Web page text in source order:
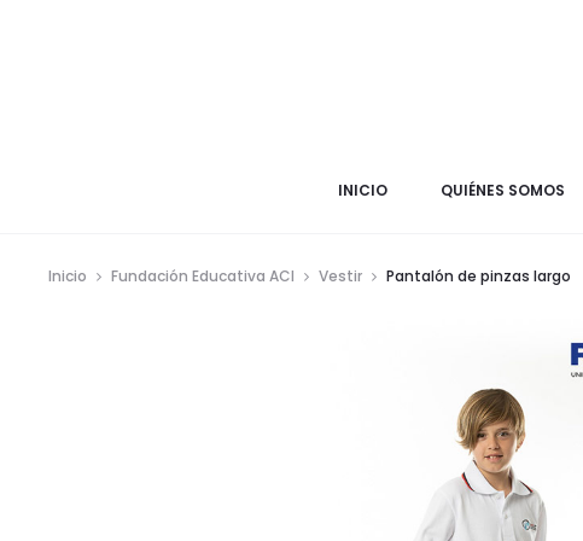
INICIO QUIÉNES SOMOS
Inicio Fundación Educativa ACI Vestir Pantalón de pinzas largo